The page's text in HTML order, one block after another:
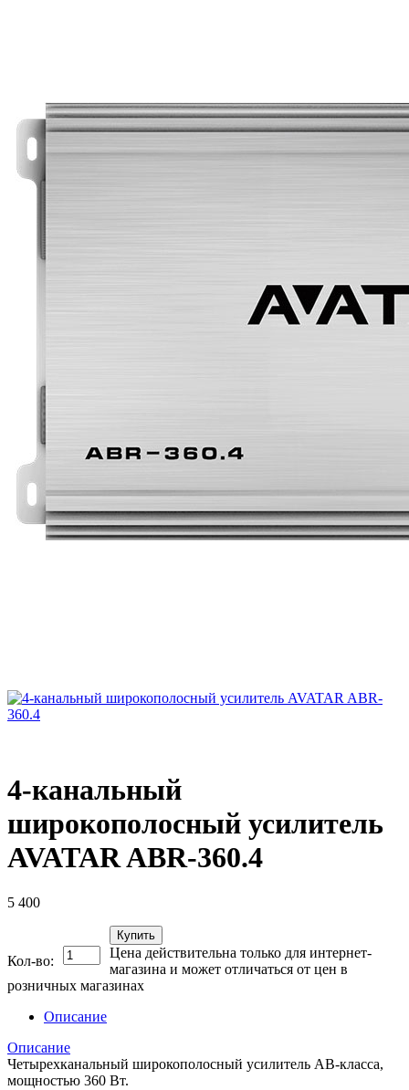
4-канальный
широкополосный усилитель
AVATAR ABR-360.4
5 400
Кол-во:
Купить
Цена действительна только для интернет-
магазина и может отличаться от цен в
розничных магазинах
Описание
Описание
Четырехканальный широкополосный усилитель АB-класса,
мощностью 360 Вт.